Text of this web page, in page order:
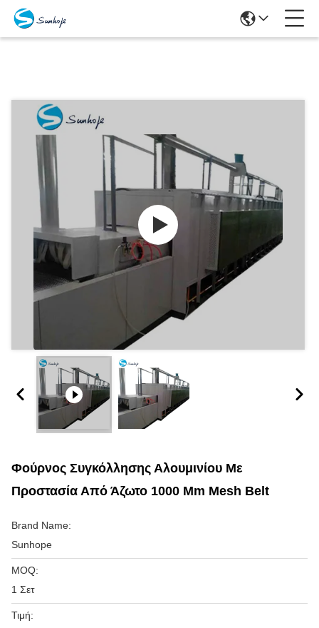
Φούρνος Συγκόλλησης Αλουμινίου Με
Προστασία Από Άζωτο 1000 Mm Mesh Belt
Brand Name:
Sunhope
MOQ:
1 Σετ
Τιμή: